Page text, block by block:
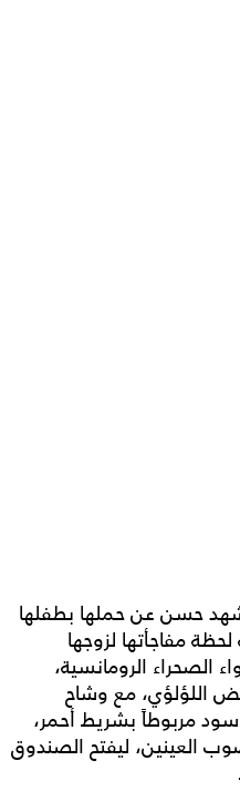
شهد حسن عن حملها بطفلها
مفاجأتها لزوجها
الصحراء الرومانسية،
اللؤلؤي، مع وشاح
مربوطاً بشريط أحمر،
العينين، ليفتح الصندوق